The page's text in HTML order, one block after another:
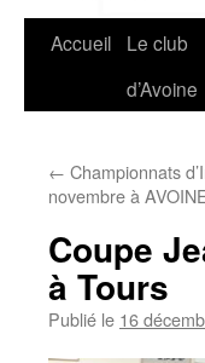
Accueil
Le club
d’Avoine
← Championnats
novembre à
Coupe
à Tours
Publié le 16